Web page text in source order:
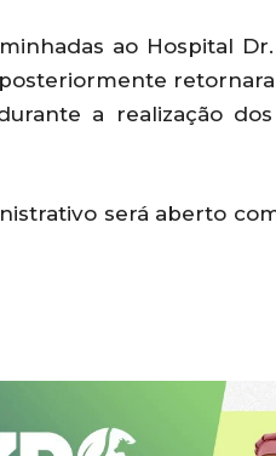
ao Hospital
a realização
será aberto